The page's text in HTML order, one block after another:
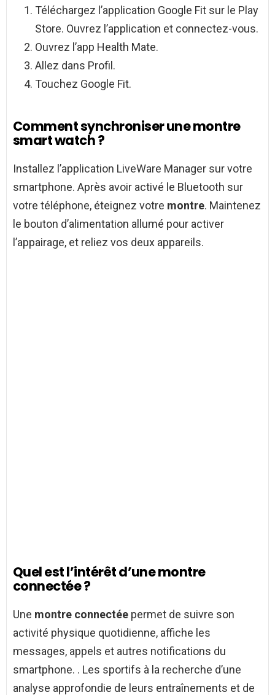
Téléchargez l’application Google Fit sur le Play
Store. Ouvrez l’application et connectez-vous.
Ouvrez l’app Health Mate.
Allez dans Profil.
Touchez Google Fit.
Comment synchroniser une montre
smart watch ?
Installez l’application LiveWare Manager sur votre
smartphone. Après avoir activé le Bluetooth sur
votre téléphone, éteignez votre montre. Maintenez
le bouton d’alimentation allumé pour activer
l’appairage, et reliez vos deux appareils.
Quel est l’intérêt d’une montre
connectée ?
Une montre connectée permet de suivre son
activité physique quotidienne, affiche les
messages, appels et autres notifications du
smartphone. . Les sportifs à la recherche d’une
analyse approfondie de leurs entraînements et de